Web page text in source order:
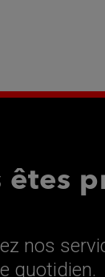
êtes
nos
quotidien.